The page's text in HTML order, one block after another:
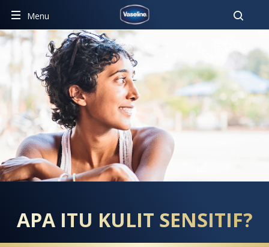
Menu
SKIN CARE
APA ITU KULIT SENSITIF?